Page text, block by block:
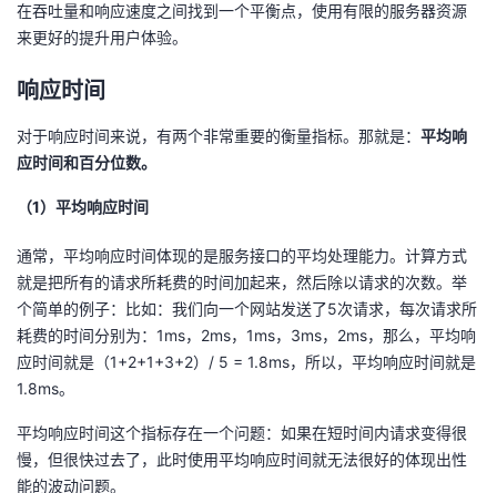
在吞吐量和响应速度之间找到一个平衡点，使用有限的服务器资源
来更好的提升用户体验。
响应时间
对于响应时间来说，有两个非常重要的衡量指标。那就是： 平均响
应时间和百分位数。
（1）平均响应时间
通常，平均响应时间体现的是服务接口的平均处理能力。计算方式
就是把所有的请求所耗费的时间加起来，然后除以请求的次数。举
个简单的例子：比如：我们向一个网站发送了5次请求，每次请求所
耗费的时间分别为：1ms，2ms，1ms，3ms，2ms，那么，平均响
应时间就是（1+2+1+3+2）/ 5 = 1.8ms，所以，平均响应时间就是
1.8ms。
平均响应时间这个指标存在一个问题：如果在短时间内请求变得很
慢，但很快过去了，此时使用平均响应时间就无法很好的体现出性
能的波动问题。